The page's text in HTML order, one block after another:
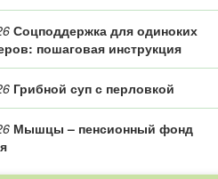
Соцподдержка для одиноких
пошаговая инструкция
Грибной суп с перловкой
Мышцы – пенсионный фонд